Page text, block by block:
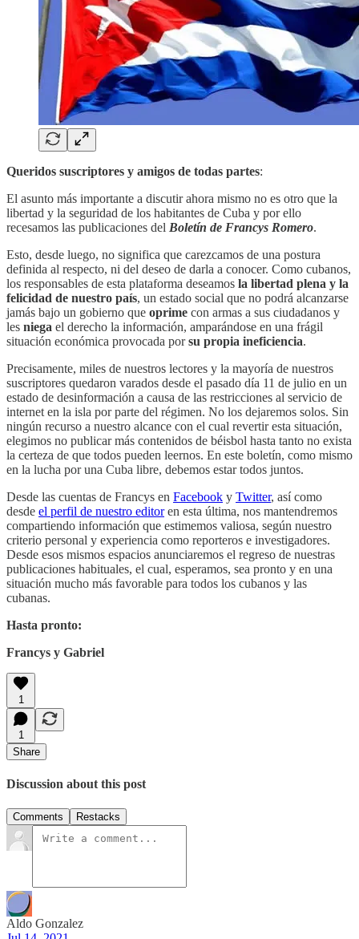
Queridos suscriptores y amigos de todas partes:
El asunto más importante a discutir ahora mismo no es otro que la
libertad y la seguridad de los habitantes de Cuba y por ello
recesamos las publicaciones del Boletín de Francys Romero.
Esto, desde luego, no significa que carezcamos de una postura
definida al respecto, ni del deseo de darla a conocer. Como cubanos,
los responsables de esta plataforma deseamos la libertad plena y la
felicidad de nuestro país, un estado social que no podrá alcanzarse
jamás bajo un gobierno que oprime con armas a sus ciudadanos y
les niega el derecho la información, amparándose en una frágil
situación económica provocada porsu propia ineficiencia.
Precisamente, miles de nuestros lectores y la mayoría de nuestros
suscriptores quedaron varados desde el pasado día 11 de julio en un
estado de desinformación a causa de las restricciones al servicio de
internet en la isla por parte del régimen. No los dejaremos solos. Sin
ningún recurso a nuestro alcance con el cual revertir esta situación,
elegimos no publicar más contenidos de béisbol hasta tanto no exista
la certeza de que todos pueden leernos. En este boletín, como mismo
en la lucha por una Cuba libre, debemos estar todos juntos.
Desde las cuentas de Francys en Facebook y Twitter, así como
desde el perfil de nuestro editoren esta última, nos mantendremos
compartiendo información que estimemos valiosa, según nuestro
criterio personal y experiencia como reporteros e investigadores.
Desde esos mismos espacios anunciaremos el regreso de nuestras
publicaciones habituales, el cual, esperamos, sea pronto y en una
situación mucho más favorable para todos los cubanos y las
cubanas.
Hasta pronto:
Francys y Gabriel
1
1
Share
Discussion about this post
Comments Restacks
Aldo Gonzalez